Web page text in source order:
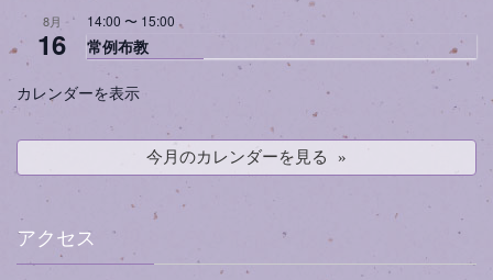
8月
16
14:00 〜 15:00
常例布教
カレンダーを表示
今月のカレンダーを見る
アクセス